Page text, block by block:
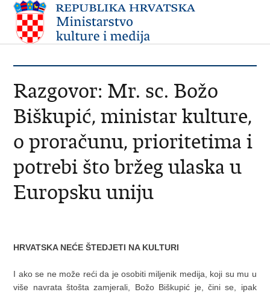
Razgovor: Mr. sc. Božo
Biškupić, ministar kulture,
o proračunu, prioritetima i
potrebi što bržeg ulaska u
Europsku uniju
HRVATSKA NEĆE ŠTEDJETI NA KULTURI
I ako se ne može reći da je osobiti miljenik medija, koji su mu u
više navrata štošta zamjerali, Božo Biškupić je, čini se, ipak